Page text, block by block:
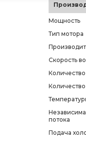
Мощность
Тип мотора
Скорость
потока
Подача